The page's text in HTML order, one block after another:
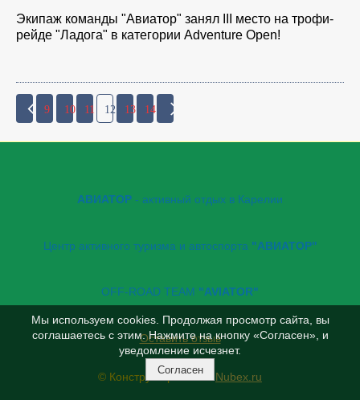
Экипаж команды "Авиатор" занял III место на трофи-
рейде "Ладога" в категории Adventure Open!
9 10 11 12 13 14
АВИАТОР - активный отдых в Карелии
Центр активного туризма и автоспорта "АВИАТОР"
OFF-ROAD TEAM "AVIATOR"
Оставить отзыв
© Конструктор сайтов Nubex.ru
Мы используем cookies. Продолжая просмотр сайта, вы
соглашаетесь с этим. Нажмите на кнопку «Согласен», и
уведомление исчезнет.
Согласен